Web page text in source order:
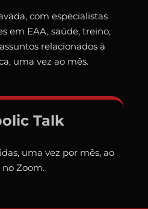
com especialistas
em EAA, saúde, treino,
relacionados à
uma vez ao mês.
Talk
uma vez por mês, ao
no Zoom.